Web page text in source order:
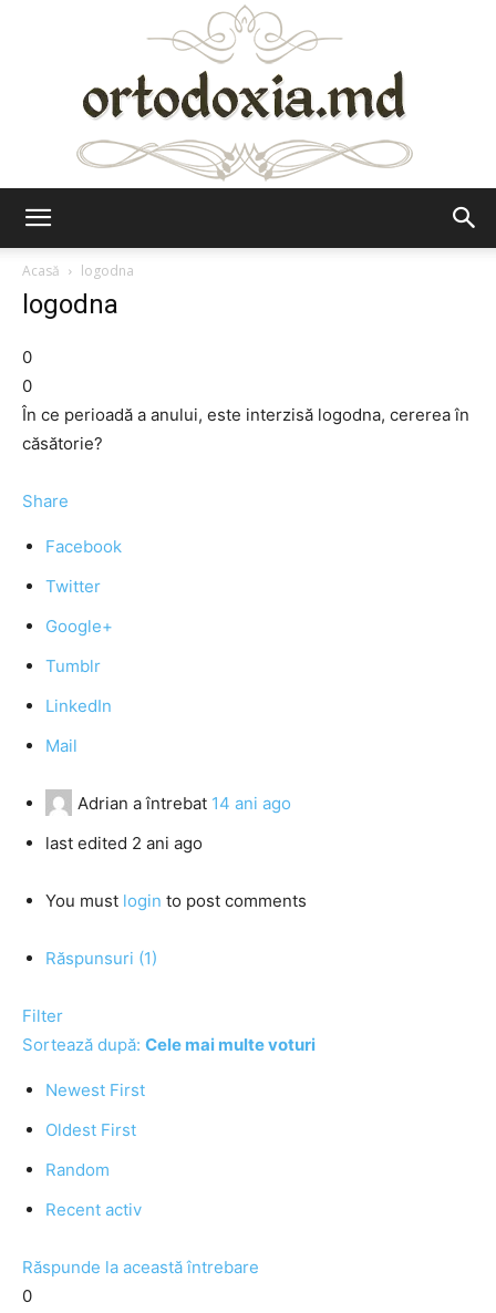
Acasă
logodna
logodna
0
0
În ce perioadă a anului, este interzisă logodna, cererea în
căsătorie?
Share
Facebook
Twitter
Google+
Tumblr
LinkedIn
Mail
Adrian a întrebat 14 ani ago
last edited 2 ani ago
You must login to post comments
Răspunsuri (1)
Filter
Sortează după: Cele mai multe voturi
Newest First
Oldest First
Random
Recent activ
Răspunde la această întrebare
0